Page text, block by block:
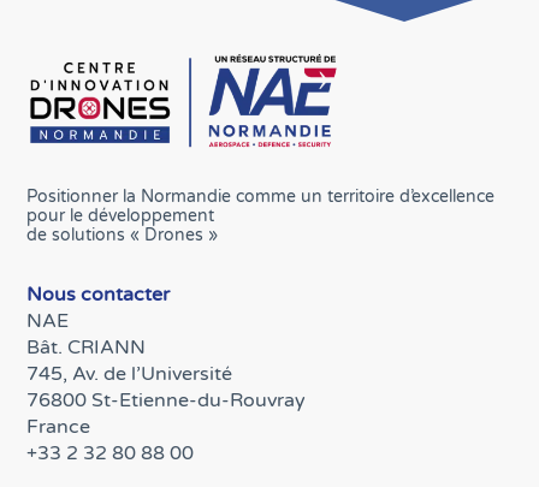
Positionner la Normandie comme un territoire d’excellence
pour le développement
de solutions « Drones »
Nous contacter
NAE
Bât. CRIANN
745, Av. de l’Université
76800 St-Etienne-du-Rouvray
France
+33 2 32 80 88 00